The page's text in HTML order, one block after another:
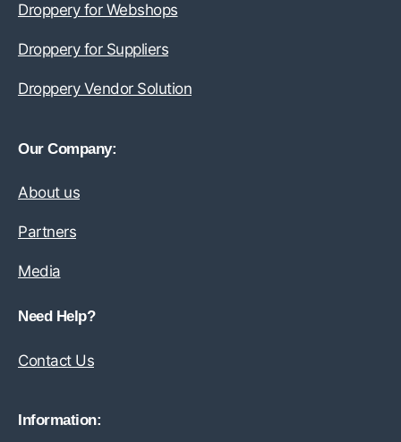
Droppery for Webshops
Droppery for Suppliers
Droppery Vendor Solution
Our Company:
About us
Partners
Media
Need Help?
Contact Us
Information: